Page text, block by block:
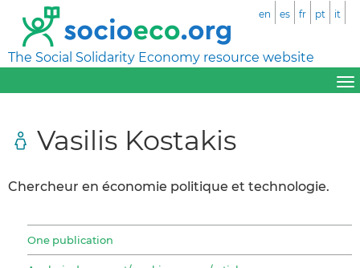
The Social Solidarity Economy resource website
en es fr pt it
Vasilis Kostakis
Chercheur en économie politique et technologie.
One publication